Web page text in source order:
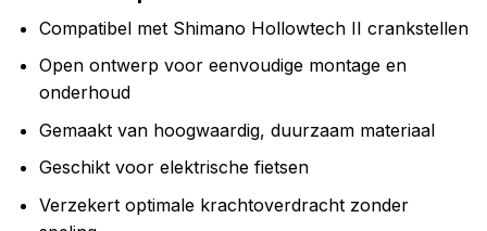
Compatibel met Shimano Hollowtech II crankstellen
Open ontwerp voor eenvoudige montage en
onderhoud
Gemaakt van hoogwaardig, duurzaam materiaal
Geschikt voor elektrische fietsen
Verzekert optimale krachtoverdracht zonder